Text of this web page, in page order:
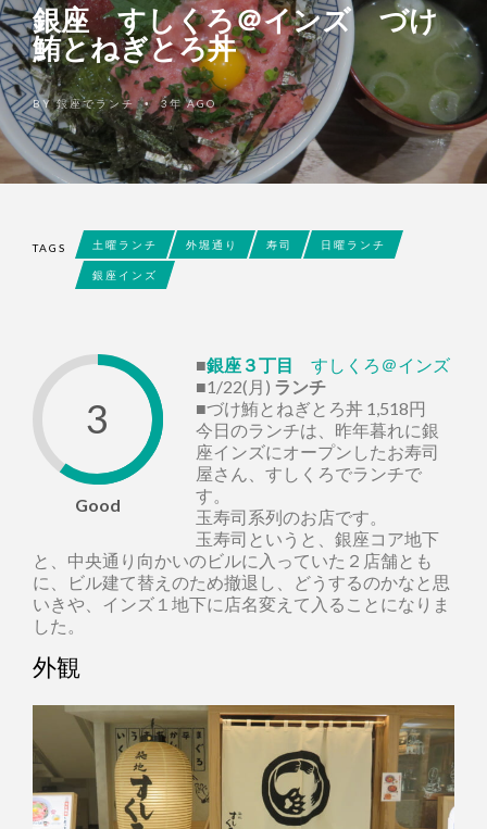
銀座 すしくろ＠インズ づけ
鮪とねぎとろ丼
BY銀座でランチ • 3年 AGO
TAGS 土曜ランチ 外堀通り 寿司 日曜ランチ
銀座インズ
3
Good
■銀座３丁目
すしくろ＠インズ
■1/22(月) ランチ
■づけ鮪とねぎとろ丼 1,518円
今日のランチは、昨年暮れに銀
座インズにオープンしたお寿司
屋さん、すしくろでランチで
す。
玉寿司系列のお店です。
玉寿司というと、銀座コア地下
と、中央通り向かいのビルに入っていた２店舗とも
に、ビル建て替えのため撤退し、どうするのかなと思
いきや、インズ１地下に店名変えて入ることになりま
した。
外観